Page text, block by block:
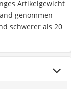
Artikelgewicht
genommen
schwerer als 20